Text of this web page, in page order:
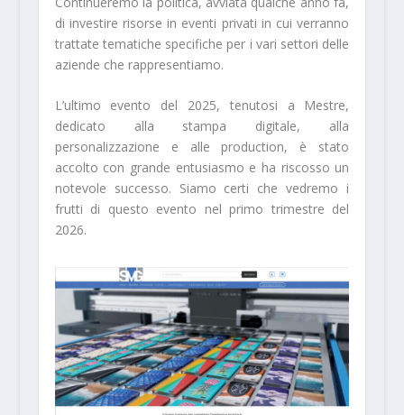
di investire risorse in eventi privati in cui verranno
trattate tematiche specifiche per i vari settori delle
aziende che rappresentiamo.
L’ultimo evento del 2025, tenutosi a Mestre,
dedicato alla stampa digitale, alla
personalizzazione e alle production, è stato
accolto con grande entusiasmo e ha riscosso un
notevole successo. Siamo certi che vedremo i
frutti di questo evento nel primo trimestre del
2026.